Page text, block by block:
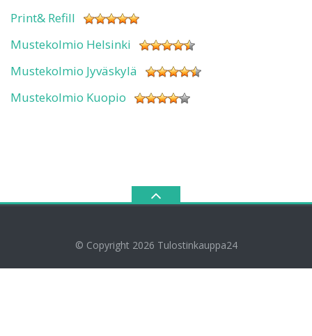
Print& Refill
Mustekolmio Helsinki
Mustekolmio Jyväskylä
Mustekolmio Kuopio
© Copyright 2026 Tulostinkauppa24